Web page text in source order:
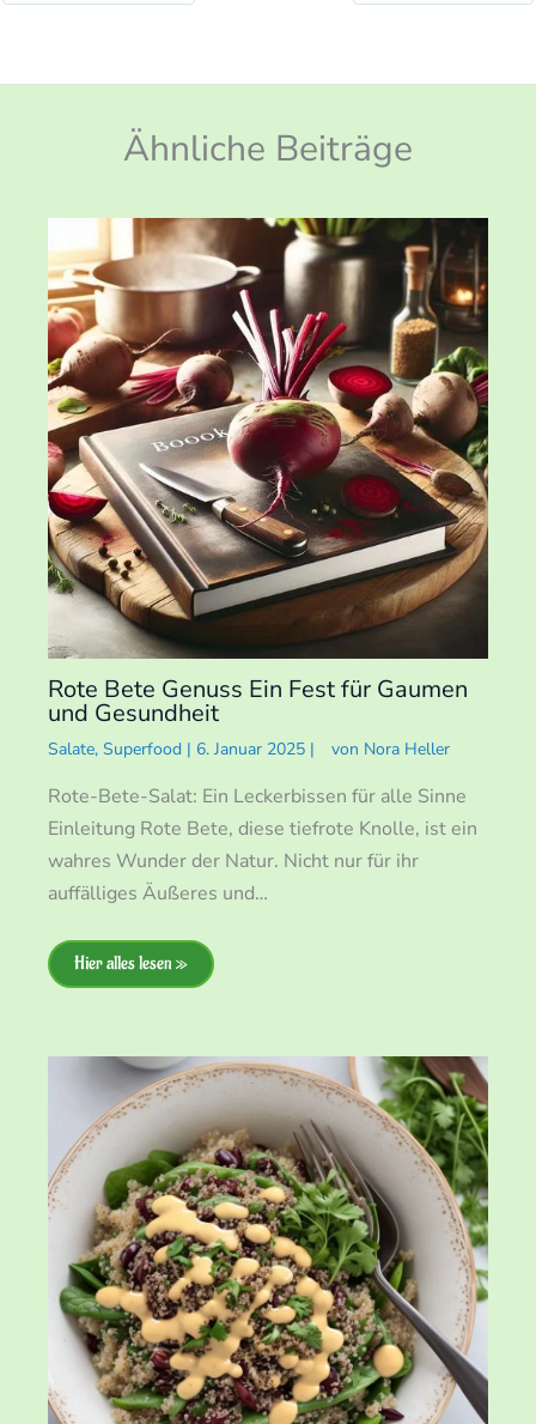
Ähnliche Beiträge
Rote Bete Genuss Ein Fest für Gaumen
und Gesundheit
Salate, Superfood | 6. Januar 2025 | von Nora Heller
Rote-Bete-Salat: Ein Leckerbissen für alle Sinne
Einleitung Rote Bete, diese tiefrote Knolle, ist ein
wahres Wunder der Natur. Nicht nur für ihr
auffälliges Äußeres und…
Hier alles lesen »